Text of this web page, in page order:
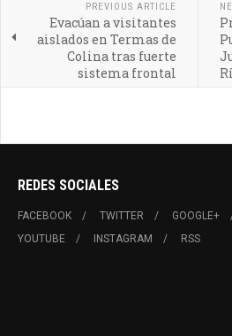
PREVIOUS ARTICLE
Evacúan a visitantes
aislados en Termas de
Colina tras fuerte
sistema frontal
REDES SOCIALES
FACEBOOK TWITTER GOOGLE+
YOUTUBE
INSTAGRAM RSS